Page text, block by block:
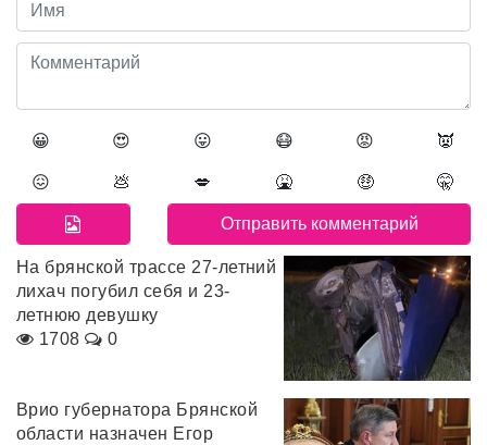
😀 😍 😛 😷 😡 👿
😖 💩 💋 🤮 🤑 🤫
На брянской трассе 27-летний
лихач погубил себя и 23-
летнюю девушку
1708
0
Врио губернатора Брянской
области назначен Егор